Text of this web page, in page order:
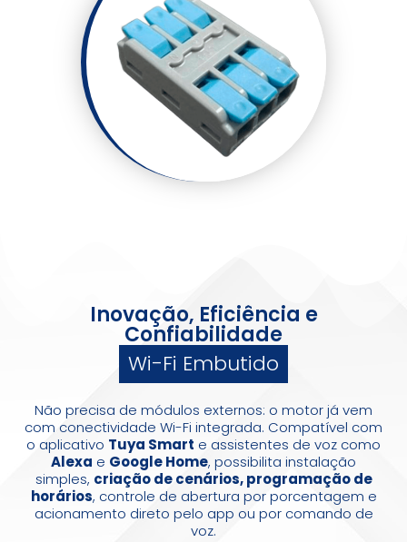
Inovação, Eficiência e
Confiabilidade
Wi-Fi Embutido
Não precisa de módulos externos: o motor já vem
com conectividade Wi-Fi integrada. Compatível com
o aplicativo Tuya Smart e assistentes de voz como
Alexa e Google Home, possibilita instalação
simples, criação de cenários, programação de
horários, controle de abertura por porcentagem e
acionamento direto pelo app ou por comando de
voz.